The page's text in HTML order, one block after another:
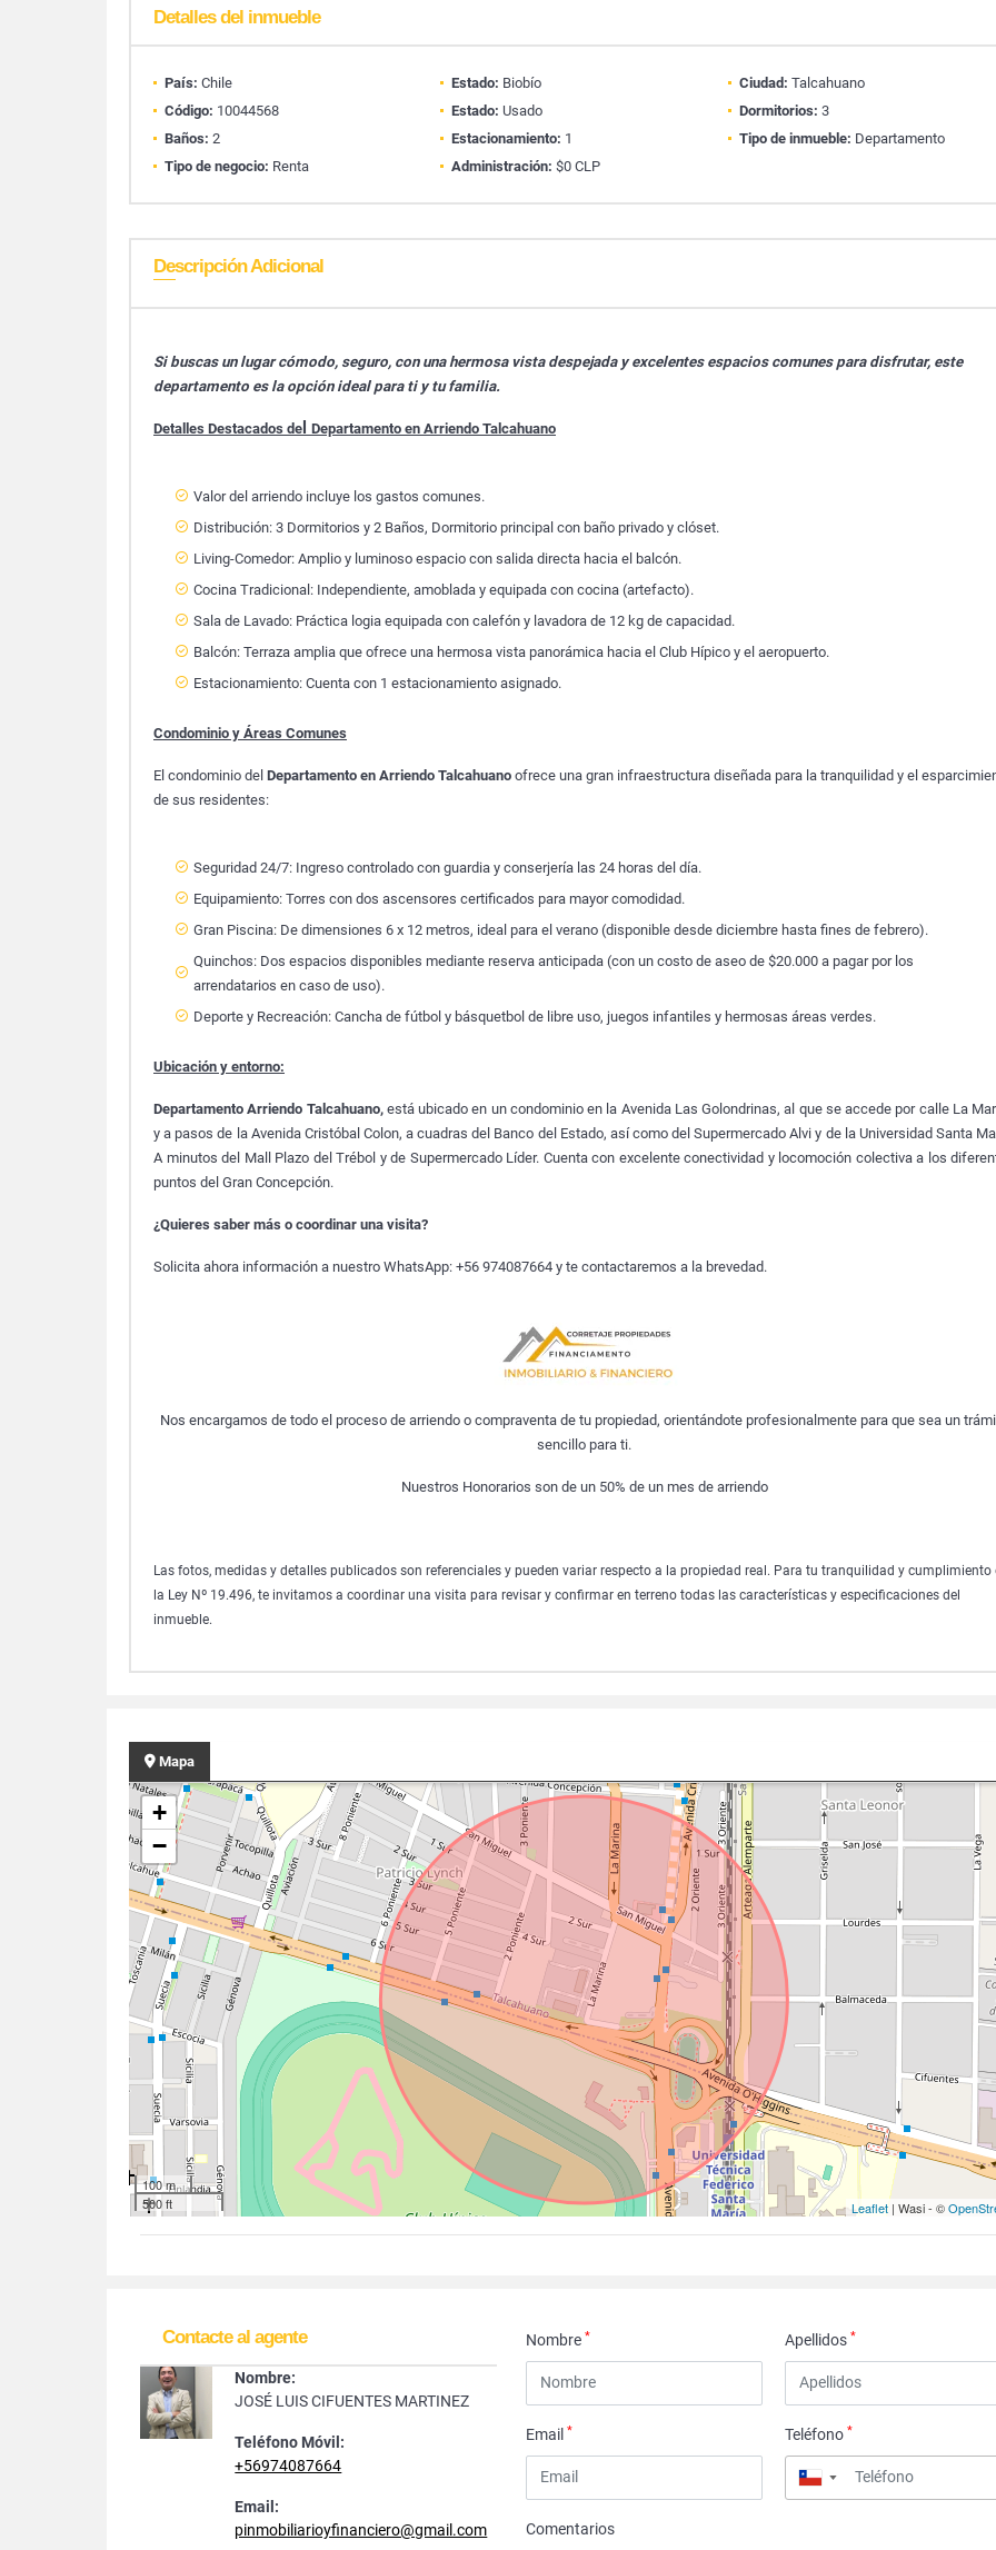
Detalles del inmueble
País: Chile Estado: Biobío Ciudad: Talcahuano
Código: 10044568 Estado: Usado Dormitorios: 3
Baños: 2 Estacionamiento: 1 Tipo de inmueble: Departamento
Tipo de negocio: Renta Administración: $0 CLP
Descripción Adicional
Si buscas un lugar cómodo, seguro, con una hermosa vista despejada y excelentes espacios comunes para disfrutar, este
departamento es la opción ideal para ti y tu familia.
Detalles Destacados de Departamento en Arriendo Talcahuano
Valor del arriendo incluye los gastos comunes.
Distribución: 3 Dormitorios y 2 Baños, Dormitorio principal con baño privado y clóset.
Living-Comedor: Amplio y luminoso espacio con salida directa hacia el balcón.
Cocina Tradicional: Independiente, amoblada y equipada con cocina (artefacto).
Sala de Lavado: Práctica logia equipada con calefón y lavadora de 12 kg de capacidad.
Balcón: Terraza amplia que ofrece una hermosa vista panorámica hacia el Club Hípico y el aeropuerto.
Estacionamiento: Cuenta con 1 estacionamiento asignado.
Condominio y Áreas Comunes
El condominio del Departamento en Arriendo Talcahuano ofrece una gran infraestructura diseñada para la tranquilidad y el
de sus residentes:
Seguridad 24/7: Ingreso controlado con guardia y conserjería las 24 horas del día.
Equipamiento: Torres con dos ascensores certificados para mayor comodidad.
Gran Piscina: De dimensiones 6 x 12 metros, ideal para el verano (disponible desde diciembre hasta fines de febrero).
Quinchos: Dos espacios disponibles mediante reserva anticipada (con un costo de aseo de $20.000 a pagar por los
arrendatarios en caso de uso).
Deporte y Recreación: Cancha de fútbol y básquetbol de libre uso, juegos infantiles y hermosas áreas verdes.
Ubicación y entorno:
Departamento Arriendo Talcahuano,está ubicado en un condominio en la Avenida Las Golondrinas, al que se accede por calle La
y a pasos de la Avenida Cristóbal Colon, a cuadras del Banco del Estado, así como del Supermercado Alvi y de la Universidad Santa
A minutos del Mall Plazo del Trébol y de Supermercado Líder. Cuenta con excelente conectividad y locomoción colectiva a los
puntos del Gran Concepción.
¿Quieres saber más o coordinar una visita?
Solicita ahora información a nuestro WhatsApp: +56 974087664 y te contactaremos a la brevedad.
Nos encargamos de todo el proceso de arriendo o compraventa de tu propiedad, orientándote profesionalmente para que sea un
sencillo para ti.
Nuestros Honorarios son de un 50% de un mes de arriendo
Las fotos, medidas y detalles publicados son referenciales y pueden variar respecto a la propiedad real. Para tu tranquilidad y cumplimiento
la Ley Nº 19.496, te invitamos a coordinar una visita para revisar y confirmar en terreno todas las características y especificaciones del
inmueble.
Mapa
+
−
100 m
500 ft
Leaflet | Wasi - ©
Contacte al agente
Nombre:
JOSÉ LUIS CIFUENTES MARTINEZ
Teléfono Móvil:
+56974087664
Email:
pinmobiliarioyfinanciero@gmail.com
Nombre* Apellidos*
Email* Teléfono*
▼
Comentarios